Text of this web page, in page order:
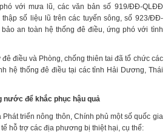
với mưa lũ, các văn bản số 919/ĐĐ-QLĐĐ
số liệu lũ trên các tuyến sông, số 923/ĐĐ-
an toàn hệ thống đê điều, ứng phó với tình
điều và Phòng, chống thiên tai đã tổ chức các
hệ thống đê điều tại các tỉnh Hải Dương, Thái
nước để khắc phục hậu quả
triển nông thôn, Chính phủ một số quốc gia
hỗ trợ các địa phương bị thiệt hại, cụ thể: